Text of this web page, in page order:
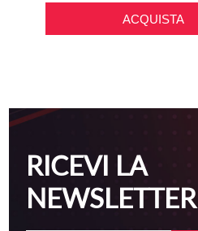
RICEVI LA
NEWSLETTER